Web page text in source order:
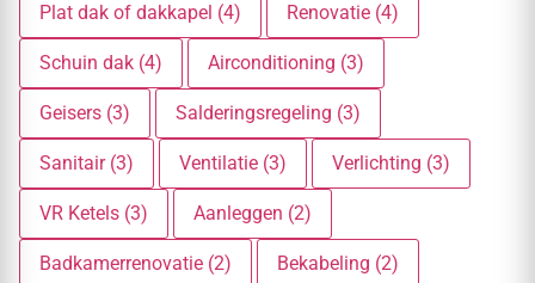
Plat dak of dakkapel (4) Renovatie (4)
Schuin dak (4) Airconditioning (3)
Geisers (3) Salderingsregeling (3)
Sanitair (3) Ventilatie (3) Verlichting (3)
VR Ketels (3) Aanleggen (2)
Badkamerrenovatie (2) Bekabeling (2)